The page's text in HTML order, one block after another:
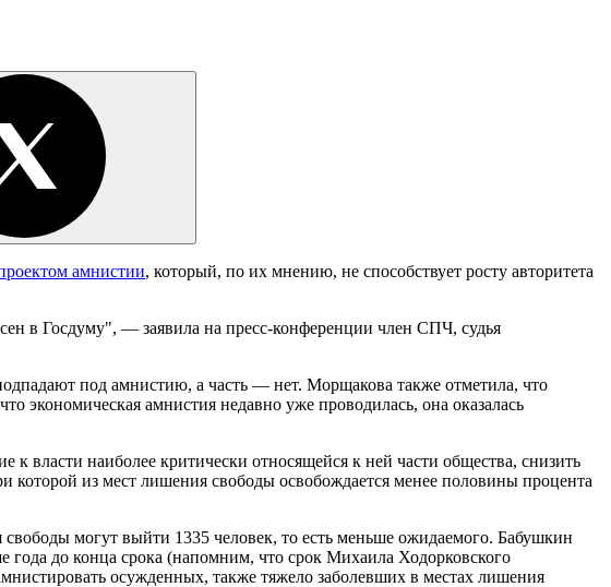
амнистии, который, по их мнению, не способствует росту авторитета
в Госдуму", — заявила на пресс-конференции член СПЧ, судья
под амнистию, а часть — нет. Морщакова также отметила, что
экономическая амнистия недавно уже проводилась, она оказалась
наиболее критически относящейся к ней части общества, снизить
из мест лишения свободы освобождается менее половины процента
могут выйти 1335 человек, то есть меньше ожидаемого. Бабушкин
до конца срока (напомним, что срок Михаила Ходорковского
осужденных, также тяжело заболевших в местах лишения